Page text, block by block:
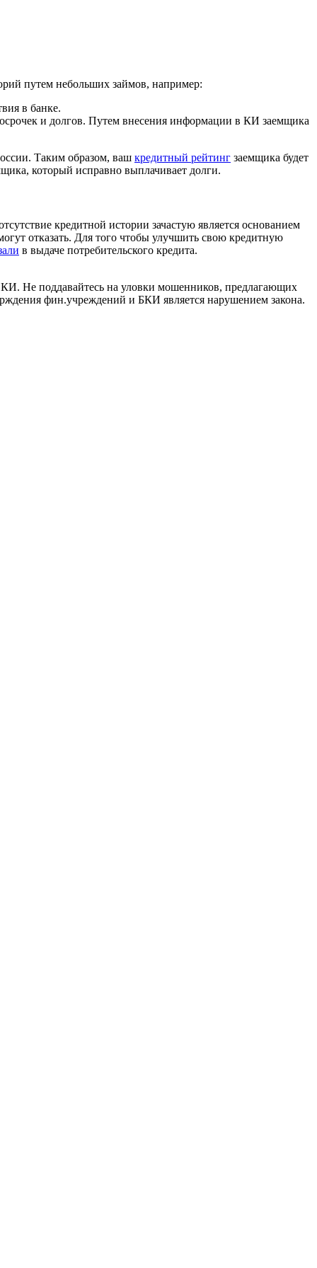
путем небольших займов, например:
в банке.
и долгов. Путем внесения информации в КИ заемщика
Таким образом, ваш кредитный рейтинг заемщика будет
который исправно выплачивает долги.
кредитной истории зачастую является основанием
отказать. Для того чтобы улучшить свою кредитную
в выдаче потребительского кредита.
Не поддавайтесь на уловки мошенников, предлагающих
фин.учреждений и БКИ является нарушением закона.